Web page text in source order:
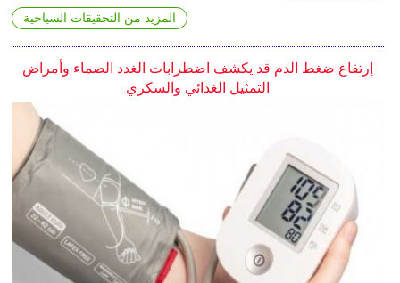
المزيد من التحقيقات السياحية
إرتفاع ضغط الدم قد يكشف اضطرابات الغدد الصماء وأمراض
التمثيل الغذائي والسكري